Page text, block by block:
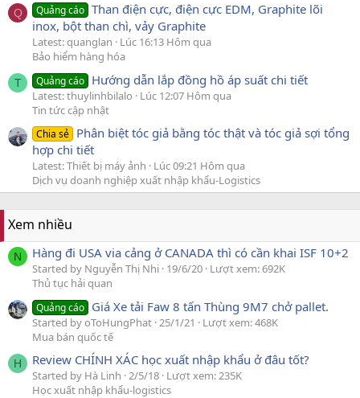
Q Quảng cáo Than điện cực, điện cực EDM, Graphite lõi
inox, bột than chì, vảy Graphite
Latest: quanglan
Lúc 16:13 Hôm qua
Bảo hiểm hàng hóa
T Quảng cáo Hướng dẫn lắp đồng hồ áp suất chi tiết
Latest: thuylinhbilalo
Lúc 12:07 Hôm qua
Tin tức cập nhật
Chia sẻ Phân biệt tóc giả bằng tóc thật và tóc giả sợi tổng
hợp chi tiết
Latest: Thiết bị máy ảnh
Lúc 09:21 Hôm qua
Dịch vụ doanh nghiệp xuất nhập khẩu-Logistics
Xem nhiều
N Hàng đi USA via cảng ở CANADA thì có cần khai ISF 10+2
Started by Nguyễn Thị Nhi 19/6/20 Lượt xem: 692K
Thủ tục hải quan
Quảng cáo Giá Xe tải Faw 8 tấn Thùng 9M7 chở pallet.
Started by oToHungPhat 25/1/21
Lượt xem: 468K
Mua bán quốc tế
H Review CHÍNH XÁC học xuất nhập khẩu ở đâu tốt?
Started by Hà Linh 2/5/18 Lượt xem: 235K
Học xuất nhập khẩu-logistics